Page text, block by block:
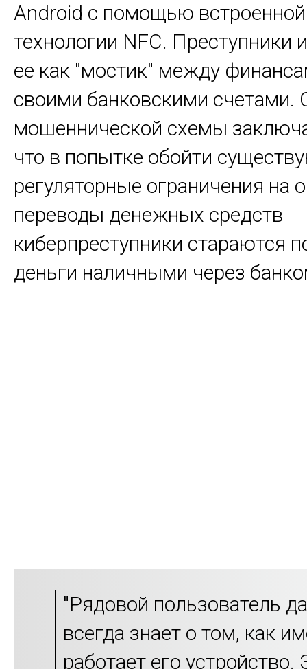
Android с помощью
технологии NFC. Преступники
ее как "мостик" между
своими банковскими счетами.
мошеннической схемы
что в попытке обойти
регуляторные ограничения на
переводы денежных средств
киберпреступники стараются
деньги наличными через
"Рядовой пользователь
всегда знает о том, как
работает его устройство.